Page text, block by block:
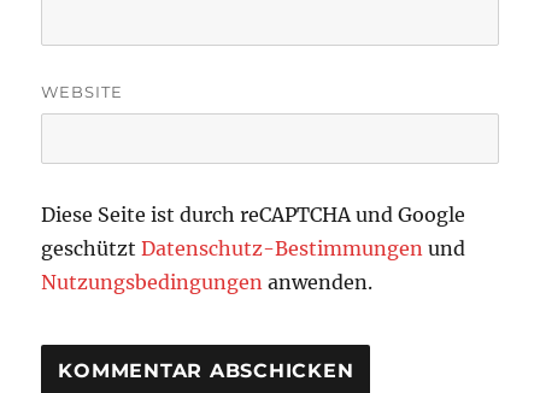
WEBSITE
Diese Seite ist durch reCAPTCHA und Google
geschütztDatenschutz-Bestimmungen und
Nutzungsbedingungen anwenden.